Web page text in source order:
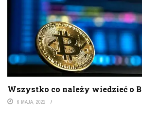
Wszystko co należy wiedzieć o
6 MAJA, 2022